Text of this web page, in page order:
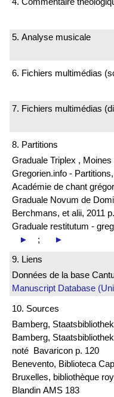
5. Analyse musicale
6. Fichiers multimédias
7. Fichiers multimédias
8. Partitions
Graduale Triplex ,
Gregorien.info -
Académie de chant
Graduale Novum de
Berchmans, et alii, 2011
Graduale restitutum -
►
;
►
9. Liens
Données de la base
Manuscript Database
10. Sources
Bamberg,
Bamberg,
noté Bavaricon p. 120
Benevento, Biblioteca
Bruxelles, bibliothèque
Blandin AMS 183